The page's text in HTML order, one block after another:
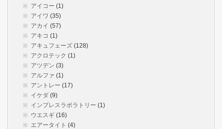
アイコー (1)
アイワ (35)
アカイ (57)
アキコ (1)
アキュフェーズ (128)
アクロテック (1)
アツデン (3)
アルファ (1)
アントレー (17)
イケダ (9)
インプレスラボラトリー (1)
ウエスギ (16)
エアータイト (4)